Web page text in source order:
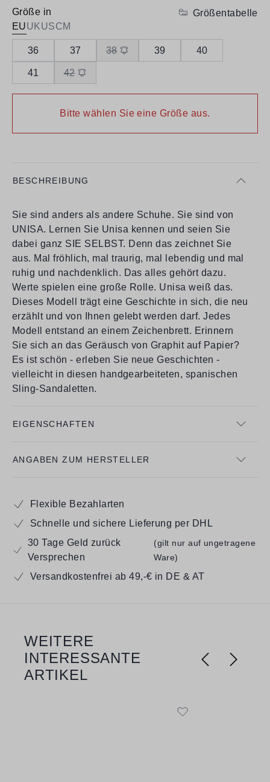
Größe in
EUUKUSCM
Größentabelle
36 37 38 39 40
41 42
Bitte wählen Sie eine Größe aus.
BESCHREIBUNG
Sie sind anders als andere Schuhe. Sie sind von
UNISA. Lernen Sie Unisa kennen und seien Sie
dabei ganz SIE SELBST. Denn das zeichnet Sie
aus. Mal fröhlich, mal traurig, mal lebendig und mal
ruhig und nachdenklich. Das alles gehört dazu.
Werte spielen eine große Rolle. Unisa weiß das.
Dieses Modell trägt eine Geschichte in sich, die neu
erzählt und von Ihnen gelebt werden darf. Jedes
Modell entstand an einem Zeichenbrett. Erinnern
Sie sich an das Geräusch von Graphit auf Papier?
Es ist schön - erleben Sie neue Geschichten -
vielleicht in diesen handgearbeiteten, spanischen
Sling-Sandaletten.
EIGENSCHAFTEN
ANGABEN ZUM HERSTELLER
Flexible Bezahlarten
Schnelle und sichere Lieferung per DHL
30 Tage Geld zurück
Versprechen
(gilt nur auf ungetragene
Ware)
Versandkostenfrei ab 49,-€ in DE & AT
Produktgalerie überspringen
WEITERE
INTERESSANTE
ARTIKEL